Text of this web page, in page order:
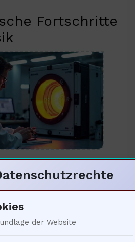
Fortschritte
einfach: Wir
selbst die
zu messen :
der Website